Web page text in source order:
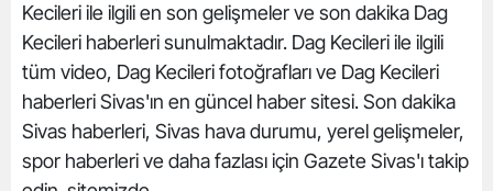
Kecileri ile ilgili en son gelişmeler ve son dakika Dag
Kecileri haberleri sunulmaktadır. Dag Kecileri ile ilgili
tüm video, Dag Kecileri fotoğrafları ve Dag Kecileri
haberleri Sivas'ın en güncel haber sitesi. Son dakika
Sivas haberleri, Sivas hava durumu, yerel gelişmeler,
spor haberleri ve daha fazlası için Gazete Sivas'ı takip